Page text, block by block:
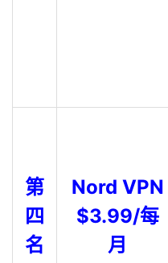
第
四
名
Nord VPN
$3.99/每
月